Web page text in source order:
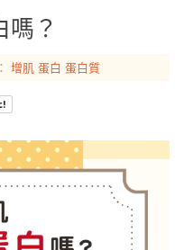
？
增肌 蛋白 蛋白質